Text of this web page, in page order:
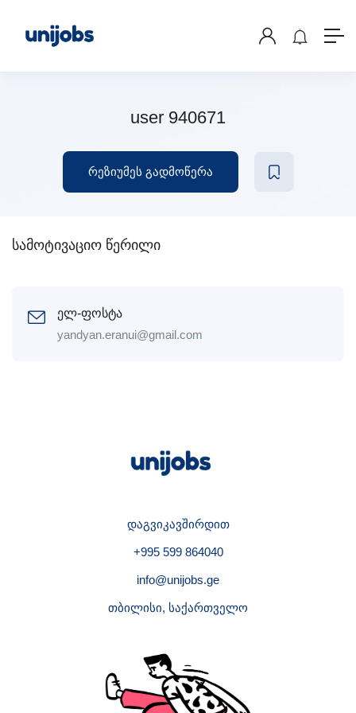
user 940671
რეზიუმეს გადმოწერა
სამოტივაციო წერილი
ელ-ფოსტა
yandyan.eranui@gmail.com
დაგვიკავშირდით
+995 599 864040
info@unijobs.ge
თბილისი, საქართველო